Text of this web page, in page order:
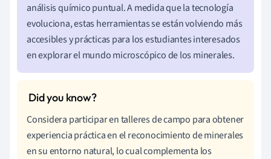
análisis químico puntual. A medida que la tecnología
evoluciona, estas herramientas se están volviendo más
accesibles y prácticas para los estudiantes interesados
en explorar el mundo microscópico de los minerales.
Considera participar en talleres de campo para obtener
experiencia práctica en el reconocimiento de minerales
en su entorno natural, lo cual complementa los